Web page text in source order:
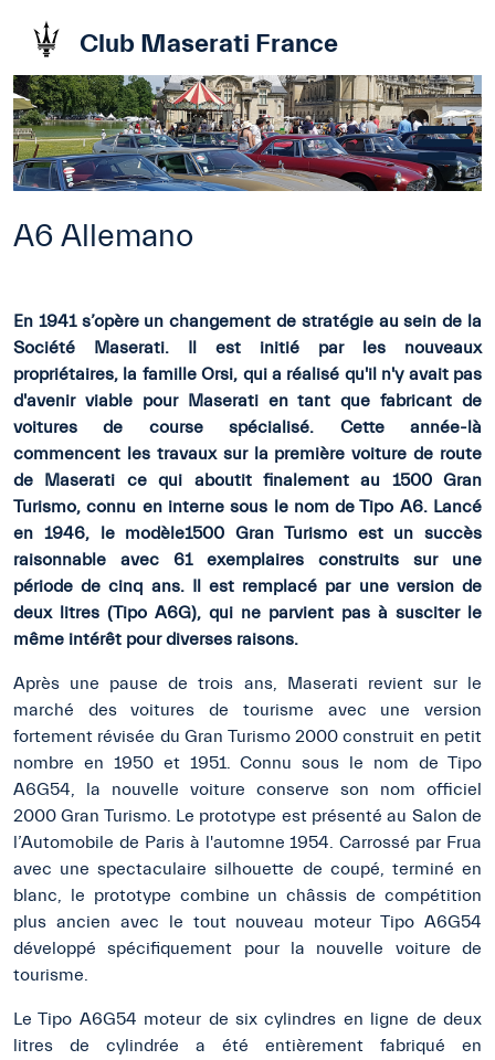
Club Maserati France
A6 Allemano
En 1941 s’opère un changement de stratégie au sein de la
Société Maserati. Il est initié par les nouveaux
propriétaires, la famille Orsi, qui a réalisé qu'il n'y avait pas
d'avenir viable pour Maserati en tant que fabricant de
voitures de course spécialisé. Cette année-là
commencent les travaux sur la première voiture de route
de Maserati ce qui aboutit finalement au 1500 Gran
Turismo, connu en interne sous le nom de Tipo A6. Lancé
en 1946, le modèle1500 Gran Turismo est un succès
raisonnable avec 61 exemplaires construits sur une
période de cinq ans. Il est remplacé par une version de
deux litres (Tipo A6G), qui ne parvient pas à susciter le
même intérêt pour diverses raisons.
Après une pause de trois ans, Maserati revient sur le
marché des voitures de tourisme avec une version
fortement révisée du Gran Turismo 2000 construit en petit
nombre en 1950 et 1951. Connu sous le nom de Tipo
A6G54, la nouvelle voiture conserve son nom officiel
2000 Gran Turismo. Le prototype est présenté au Salon de
l’Automobile de Paris à l'automne 1954. Carrossé par Frua
avec une spectaculaire silhouette de coupé, terminé en
blanc, le prototype combine un châssis de compétition
plus ancien avec le tout nouveau moteur Tipo A6G54
développé spécifiquement pour la nouvelle voiture de
tourisme.
Le Tipo A6G54 moteur de six cylindres en ligne de deux
litres de cylindrée a été entièrement fabriqué en